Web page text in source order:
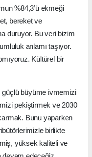
%84,3’ü ekmeği
bereket ve
duruyor. Bu veri bizim
anlamı taşıyor.
Kültürel bir
büyüme ivmemizi
pekiştirmek ve 2030
Bunu yaparken
birlikte
yüksek kaliteli ve